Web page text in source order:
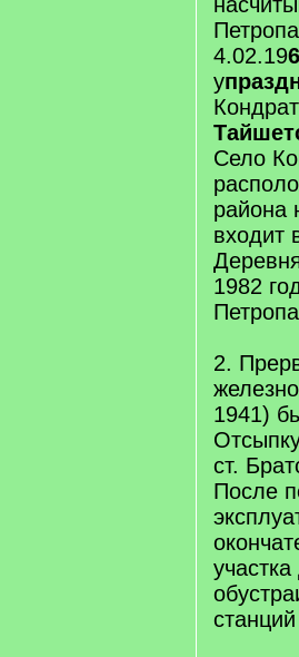
4.02.19
у
Село
района
входит
1982
2.
1941)
ст.
После